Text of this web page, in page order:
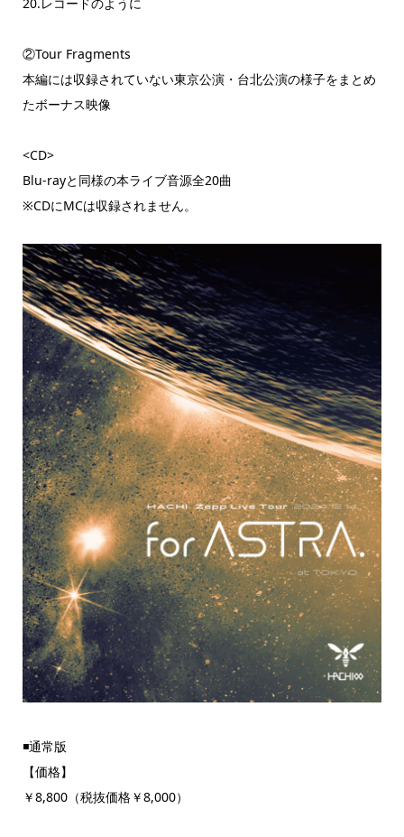
20.レコードのように
②Tour Fragments
本編には収録されていない東京公演・台北公演の様子をまとめ
たボーナス映像
<CD>
Blu-rayと同様の本ライブ音源全20曲
※CDにMCは収録されません。
◾️通常版
【価格】
￥8,800（税抜価格￥8,000）